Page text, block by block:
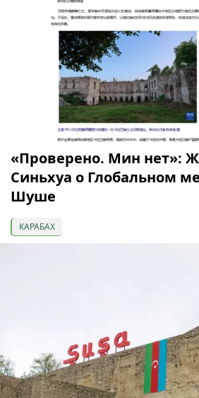
«Проверено. Мин нет»:
Синьхуа о Глобальном
Шуше
КАРАБАХ